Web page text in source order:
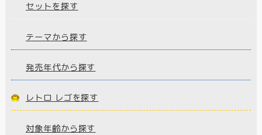
セットを探す
テーマから探す
発売年代から探す
レトロ レゴを探す
対象年齢から探す